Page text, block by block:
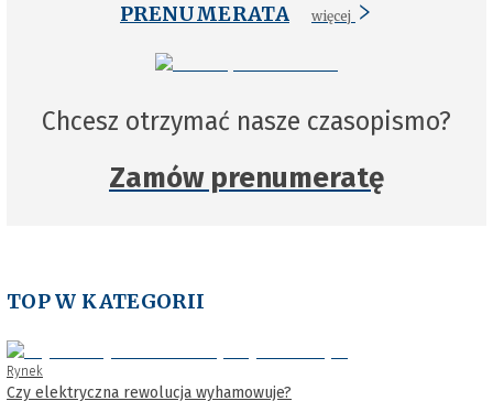
PRENUMERATA więcej
Chcesz otrzymać nasze czasopismo?
Zamów prenumeratę
TOP W KATEGORII
Rynek
Czy elektryczna rewolucja wyhamowuje?